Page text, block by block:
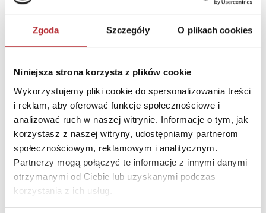
Zgoda Szczegóły O plikach cookies
Niniejsza strona korzysta z plików cookie
Wykorzystujemy pliki cookie do spersonalizowania treści
i reklam, aby oferować funkcje społecznościowe i
analizować ruch w naszej witrynie. Informacje o tym, jak
korzystasz z naszej witryny, udostępniamy partnerom
społecznościowym, reklamowym i analitycznym.
Partnerzy mogą połączyć te informacje z innymi danymi
otrzymanymi od Ciebie lub uzyskanymi podczas
korzystania z ich usług.
Kategoria wiekowa
10+
Kraj produkcji
US
DANE OSOBY ODPOWIEDZIALNEJ
Nazwa
G3 SPÓŁKA Z
OGRANICZONĄ
ODPOWIEDZIALNOŚCIĄ
SPÓŁKA KOMANDYTOWA
Ulica